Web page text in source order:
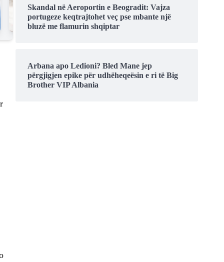
Skandal në Aeroportin e Beogradit: Vajza
portugeze keqtrajtohet veç pse mbante një
bluzë me flamurin shqiptar
Arbana apo Ledioni? Bled Mane jep
përgjigjen epike për udhëheqeësin e ri të Big
Brother VIP Albania